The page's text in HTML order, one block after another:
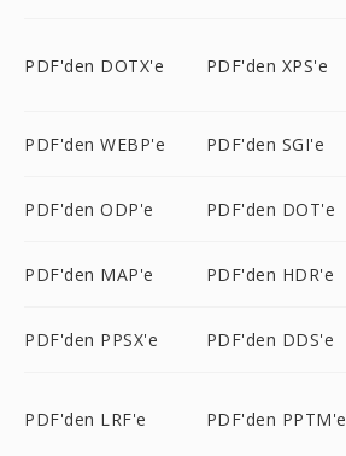
PDF'den DOTX'e PDF'den XPS'e
PDF'den WEBP'e PDF'den SGI'e
PDF'den ODP'e PDF'den DOT'e
PDF'den MAP'e PDF'den HDR'e
PDF'den PPSX'e PDF'den DDS'e
PDF'den LRF'e PDF'den PPTM'e